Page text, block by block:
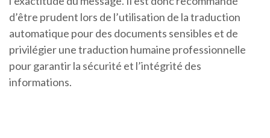
d’être prudent lors de l’utilisation de la traduction
automatique pour des documents sensibles et de
privilégier une traduction humaine professionnelle
pour garantir la sécurité et l’intégrité des
informations.